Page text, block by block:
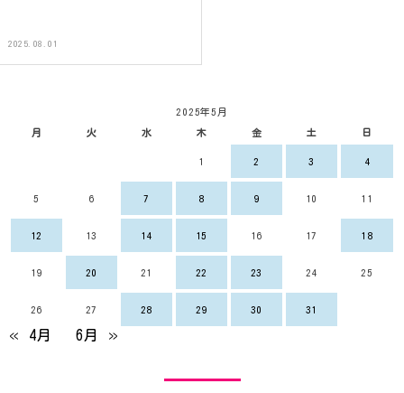
2025.08.01
2025年5月
月 火 水 木 金 土 日
1 2 3 4
5 6 7 8 9 10 11
12 13 14 15 16 17 18
19 20 21 22 23 24 25
26 27 28 29 30 31
« 4月 6月 »